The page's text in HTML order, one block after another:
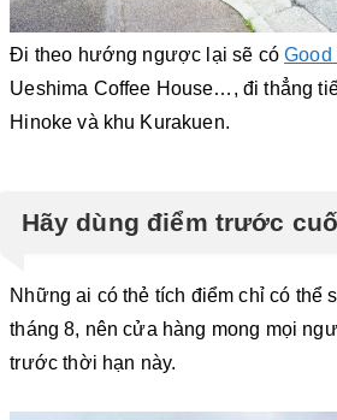
Đi theo hướng ngược lại sẽ cóGood
Ueshima Coffee House…, đi thẳng
Hinoke và khu Kurakuen.
Hãy dùng điểm trước
Những ai có thẻ tích điểm chỉ có thể
tháng 8, nên cửa hàng mong mọi
trước thời hạn này.